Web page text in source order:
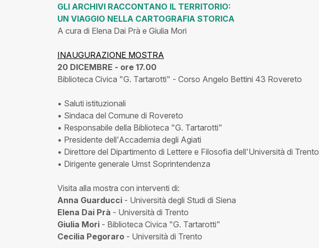
GLI ARCHIVI RACCONTANO IL TERRITORIO:
UN VIAGGIO NELLA CARTOGRAFIA STORICA
A cura di Elena Dai Prà e Giulia Mori
INAUGURAZIONE MOSTRA
20 DICEMBRE - ore 17.00
Biblioteca Civica "G. Tartarotti" - Corso Angelo Bettini 43 Rovereto
• Saluti istituzionali
• Sindaca del Comune di Rovereto
• Responsabile della Biblioteca "G. Tartarotti"
• Presidente dell'Accademia degli Agiati
• Direttore del Dipartimento di Lettere e Filosofia dell'Università di Trento
• Dirigente generale Umst Soprintendenza
Visita alla mostra con interventi di:
Anna Guarducci - Università degli Studi di Siena
Elena Dai Prà - Università di Trento
Giulia Mori - Biblioteca Civica "G. Tartarotti"
Cecilia Pegoraro - Università di Trento